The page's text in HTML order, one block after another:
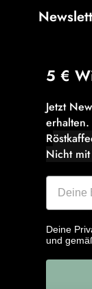
5 €
Jetzt
R
Nicht
Deine
und